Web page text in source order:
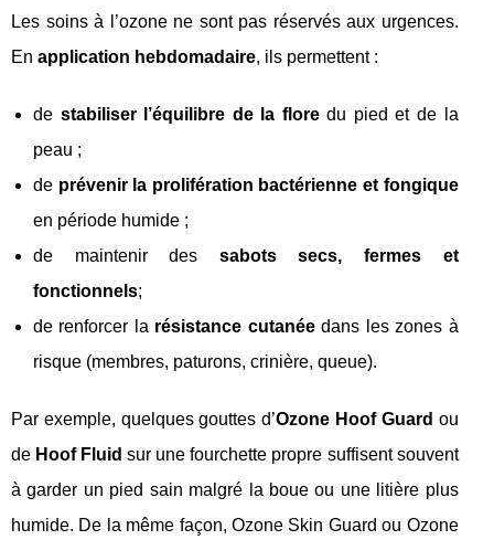
Les soins à l’ozone ne sont pas réservés aux urgences.
En application hebdomadaire, ils permettent :
de stabiliser l’équilibre de la floredu pied et de la
peau ;
de prévenir la prolifération bactérienne et fongique
en période humide ;
de maintenir des sabots secs, fermes et
fonctionnels;
de renforcer la résistance cutanéedans les zones à
risque (membres, paturons, crinière, queue).
Par exemple, quelques gouttes d’Ozone Hoof Guard ou
de Hoof Fluid sur une fourchette propre suffisent souvent
à garder un pied sain malgré la boue ou une litière plus
humide. De la même façon, Ozone Skin Guard ou Ozone